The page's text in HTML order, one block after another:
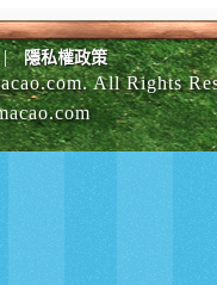
| 隱私權政策
All Rights